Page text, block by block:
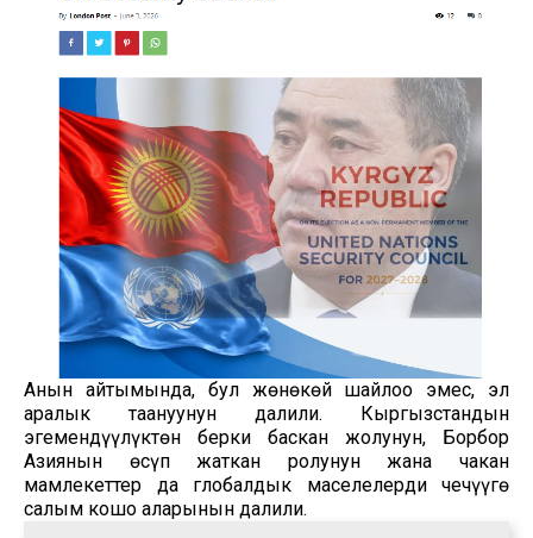
Анын айтымында, бул жөнөкөй шайлоо эмес, эл
аралык таануунун далили. Кыргызстандын
эгемендүүлүктөн берки баскан жолунун, Борбор
Азиянын өсүп жаткан ролунун жана чакан
мамлекеттер да глобалдык маселелерди чечүүгө
салым кошо аларынын далили.